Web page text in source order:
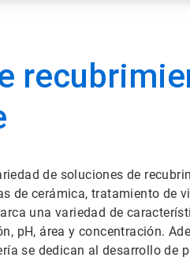
de soluciones de
de cerámica, tratamiento de
una variedad de
pH, área y concentración.
se dedican al desarrollo de